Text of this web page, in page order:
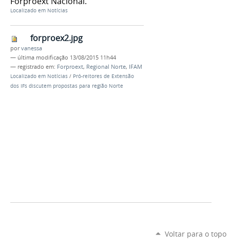
Localizado em Notícias
forproex2.jpg
porvanessa
— última modificação 13/08/2015 11h44
— registrado em: Forproext, Regional Norte, IFAM
Localizado em Notícias / Pró-reitores de Extensão
dos IFs discutem propostas para região Norte
Voltar para o topo